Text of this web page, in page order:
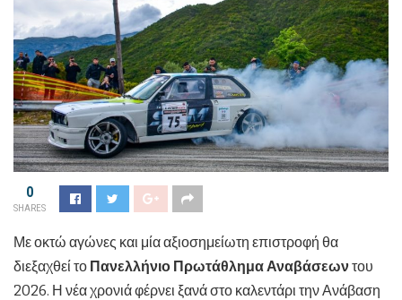
0
SHARES
Με οκτώ αγώνες και μία αξιοσημείωτη επιστροφή θα
διεξαχθεί το Πανελλήνιο Πρωτάθλημα Αναβάσεωντου
2026. Η νέα χρονιά φέρνει ξανά στο καλεντάρι την Ανάβαση